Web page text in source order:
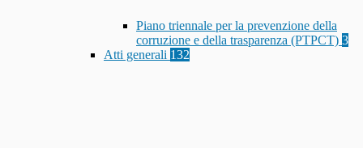
Piano triennale per la prevenzione della
corruzione e della trasparenza (PTPCT) 3
Atti generali 132